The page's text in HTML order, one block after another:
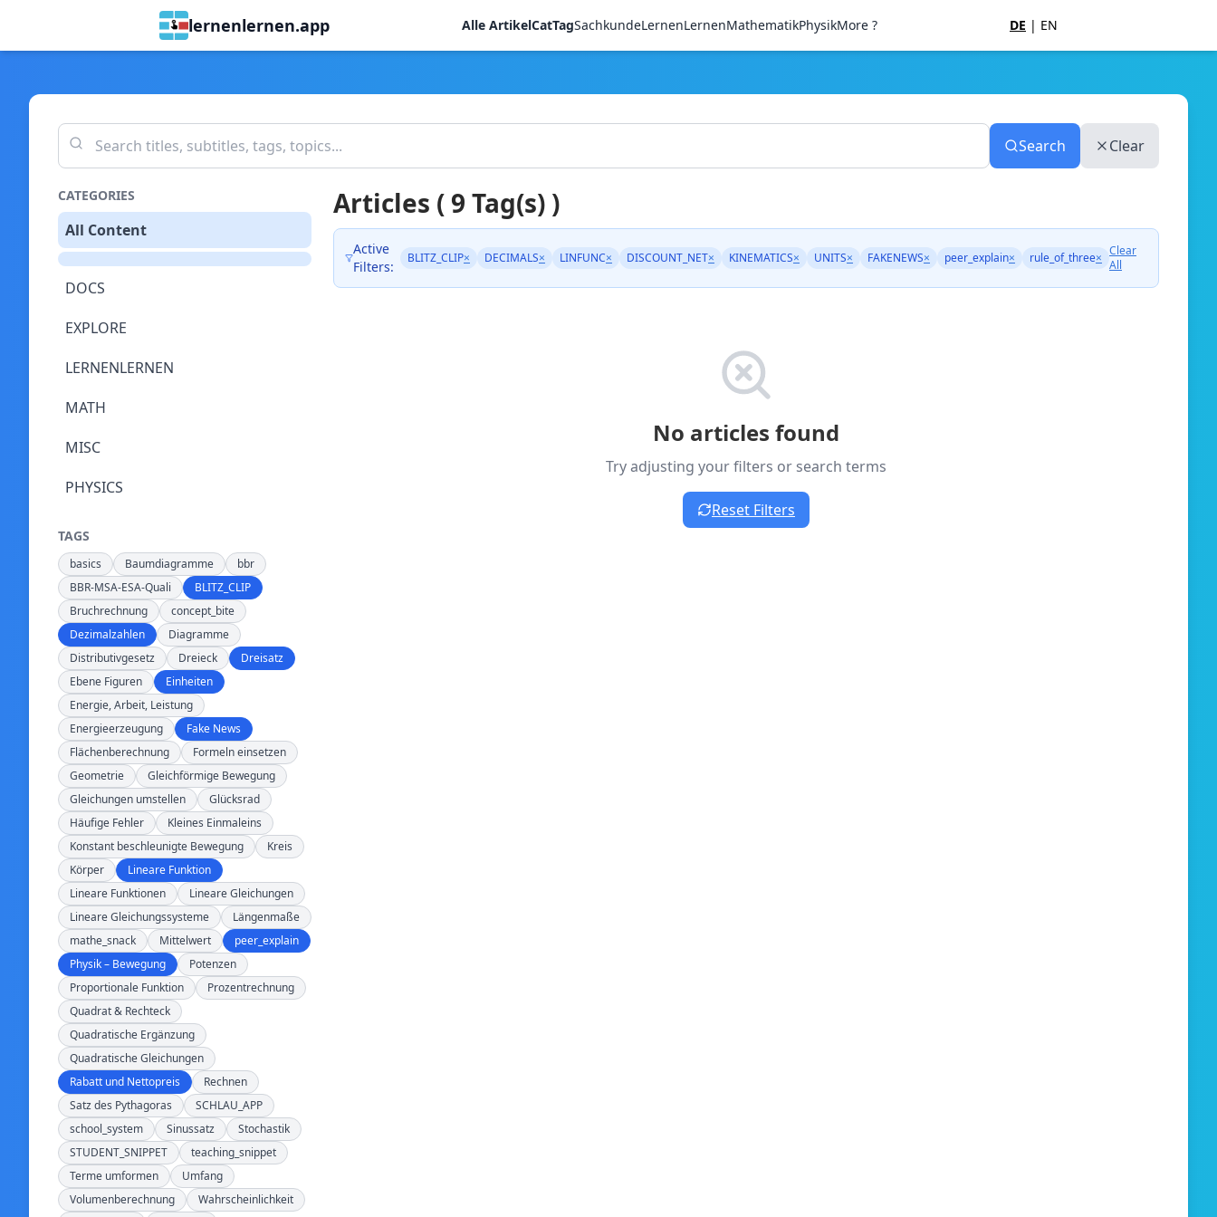
lernenlernen.app Alle ArtikelCatTagSachkundeLernenLernenMathematikPhysikMore ? DE | EN
Search Clear
CATEGORIES
All Content
DOCS
EXPLORE
LERNENLERNEN
MATH
MISC
PHYSICS
TAGS
basics Baumdiagramme
bbr
BBR-MSA-ESA-Quali
BLITZ_CLIP
Bruchrechnung
concept_bite
Dezimalzahlen
Diagramme
Distributivgesetz
Dreieck
Dreisatz
Ebene Figuren
Einheiten
Energie, Arbeit, Leistung
Energieerzeugung
Fake News
Flächenberechnung
Formeln einsetzen
Geometrie
Gleichförmige Bewegung
Gleichungen umstellen
Glücksrad
Häufige Fehler
Kleines Einmaleins
Konstant beschleunigte Bewegung
Kreis
Körper
Lineare Funktion
Lineare Funktionen
Lineare Gleichungen
Lineare Gleichungssysteme
Längenmaße
mathe_snack
Mittelwert
peer_explain
Physik – Bewegung
Potenzen
Proportionale Funktion
Prozentrechnung
Quadrat & Rechteck
Quadratische Ergänzung
Quadratische Gleichungen
Rabatt und Nettopreis
Rechnen
Satz des Pythagoras
SCHLAU_APP
school_system
Sinussatz
Stochastik
STUDENT_SNIPPET
teaching_snippet
Terme umformen
Umfang
Volumenberechnung
Wahrscheinlichkeit
Articles ( 9 Tag(s) )
Active
Filters:
BLITZ_CLIP× DECIMALS× LINFUNC× DISCOUNT_NET× KINEMATICS× UNITS× FAKENEWS× peer_explain× rule_of_three× Clear
All
No articles found
Try adjusting your filters or search terms
Reset Filters